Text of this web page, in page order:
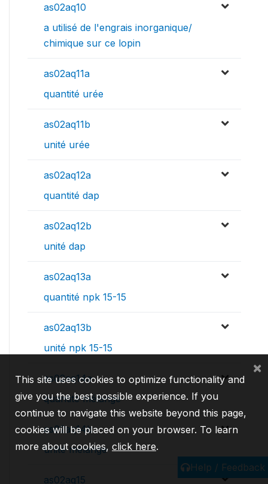
as02aq10
a utilisé de l'engrais inorganique/
chimique sur ce lopin
as02aq11a
quantité urée
as02aq11b
unité urée
as02aq12a
quantité dap
as02aq12b
unité dap
as02aq13a
quantité npk 15-15
as02aq13b
unité npk 15-15
as02aq14a
quantité mélange
as02aq14b
unité mélange
as02aq15
Help / Feedback
This site uses cookies to optimize functionality and
give you the best possible experience. If you
continue to navigate this website beyond this page,
cookies will be placed on your browser. To learn
more about cookies, click here.
×